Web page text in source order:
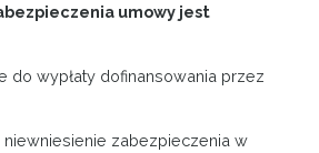
umowy jest
do wypłaty dofinansowania przez
niewniesienie zabezpieczenia w